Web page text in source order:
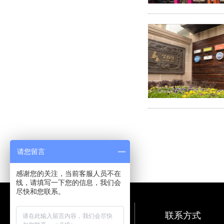
联系方式
请您留言
感谢您的关注，当前客服人员不在
线，请填写一下您的信息，我们会
尽快和您联系。